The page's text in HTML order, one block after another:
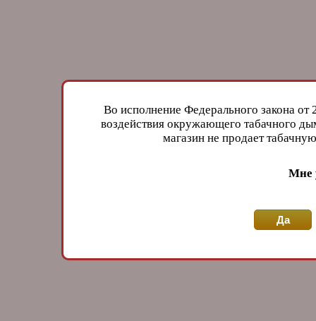
Во исполнение Федерального закона
воздействия окружающего табачного
магазин не продает
Мне
Да